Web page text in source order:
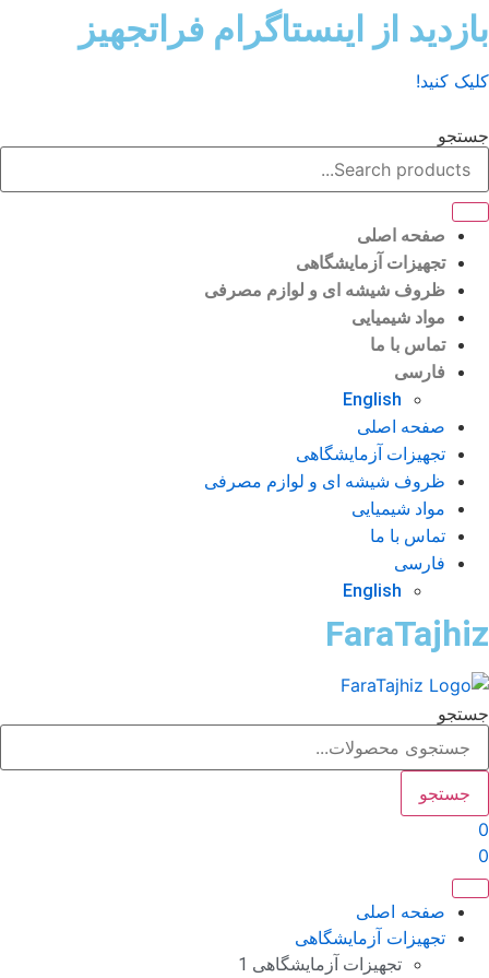
از اینستاگرام فراتجهیز
کنید!
صفحه اصلی
تجهیزات آزمایشگاهی
ظروف شیشه ای و لوازم مصرفی
مواد شیمیایی
تماس با ما
فارسی
English
صفحه اصلی
تجهیزات آزمایشگاهی
ظروف شیشه ای و لوازم مصرفی
مواد شیمیایی
تماس با ما
فارسی
English
جستجو
صفحه اصلی
تجهیزات آزمایشگاهی
تجهیزات آزمایشگاهی 1